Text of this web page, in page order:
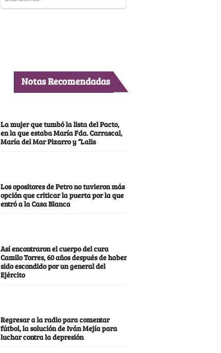
Notas Recomendadas
La mujer que tumbó la lista del Pacto,
en la que estaba María Fda. Carrascal,
María del Mar Pizarro y “Lalis
Los opositores de Petro no tuvieron más
opción que criticar la puerta por la que
entró a la Casa Blanca
Así encontraron el cuerpo del cura
Camilo Torres, 60 años después de haber
sido escondido por un general del
Ejército
Regresar a la radio para comentar
fútbol, la solución de Iván Mejía para
luchar contra la depresión